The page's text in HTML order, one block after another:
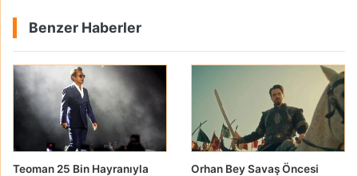
Benzer Haberler
Teoman 25 Bin Hayranıyla
Orhan Bey Savaş Öncesi